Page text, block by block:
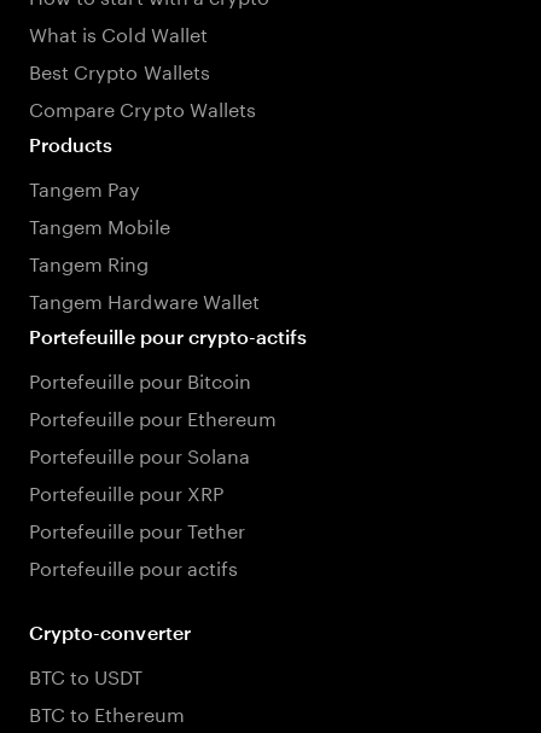
What is Cold Wallet
Best Crypto Wallets
Compare Crypto Wallets
Products
Tangem Pay
Tangem Mobile
Tangem Ring
Tangem Hardware Wallet
Portefeuille pour crypto-actifs
Portefeuille pour Bitcoin
Portefeuille pour Ethereum
Portefeuille pour Solana
Portefeuille pour XRP
Portefeuille pour Tether
Portefeuille pour actifs
Crypto-converter
BTC to USDT
BTC to Ethereum